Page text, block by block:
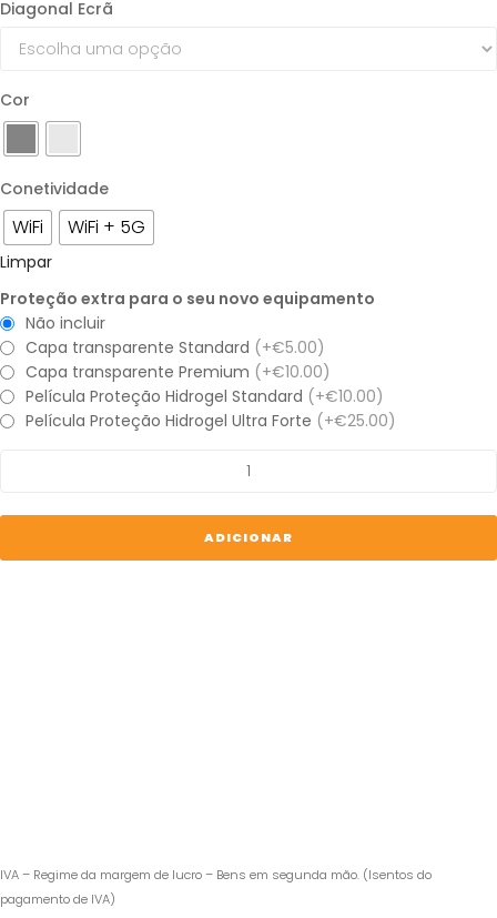
Diagonal Ecrã
Cor
Conetividade
WiFi WiFi + 5G
Limpar
Proteção extra para o seu novo equipamento
Não incluir
Capa transparente Standard (+€5.00)
Capa transparente Premium (+€10.00)
Película Proteção Hidrogel Standard (+€10.00)
Película Proteção Hidrogel Ultra Forte (+€25.00)
iPad
M1
ADICIONAR
IVA – Regime da margem de lucro – Bens em segunda mão. (Isentos do
pagamento de IVA)